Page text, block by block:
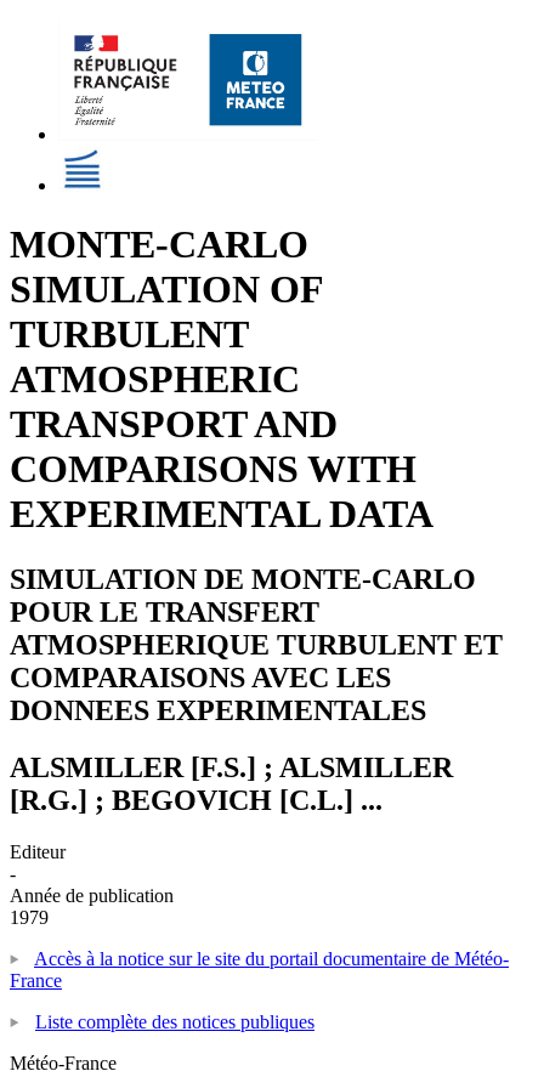
MONTE-CARLO
SIMULATION OF
TURBULENT
ATMOSPHERIC
TRANSPORT AND
COMPARISONS WITH
EXPERIMENTAL DATA
SIMULATION DE MONTE-CARLO
POUR LE TRANSFERT
ATMOSPHERIQUE TURBULENT ET
COMPARAISONS AVEC LES
DONNEES EXPERIMENTALES
ALSMILLER [F.S.] ; ALSMILLER
[R.G.] ; BEGOVICH [C.L.] ...
Editeur
-
Année de publication
1979
Accès à la notice sur le site du portail documentaire de Météo-
France
Liste complète des notices publiques
Météo-France